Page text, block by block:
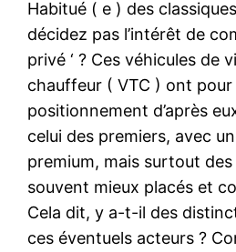
Habitué ( e ) des
décidez pas l’intérêt de
privé ‘ ? Ces véhicules de
chauffeur ( VTC ) ont
positionnement d’après
celui des premiers, avec
premium, mais surtout des
souvent mieux placés et
Cela dit, y a-t-il des
ces éventuels acteurs ?